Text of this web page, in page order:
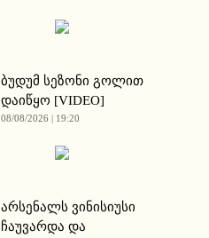
ბუდუმ სეზონი გოლით
დაიწყო [VIDEO]
08/08/2026 | 19:20
არსენალს ვინისიუსი
ჩაუვარდა და